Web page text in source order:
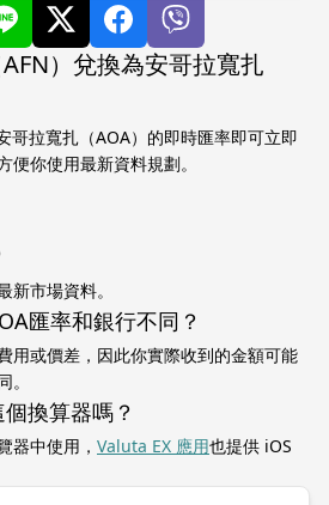
）兌換為安哥拉寬扎
哥拉寬扎（AOA）的即時匯率即可立即
你使用最新資料規劃。
新市場資料。
匯率和銀行不同？
用或價差，因此你實際收到的金額可能
換算器嗎？
器中使用， Valuta EX 應用也提供 iOS